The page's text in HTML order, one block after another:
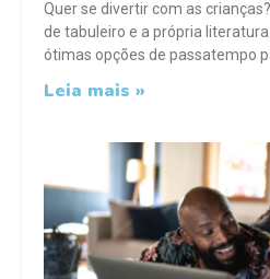
Quer se divertir com as
de tabuleiro e a própria
ótimas opções de passatempo
Leia mais »